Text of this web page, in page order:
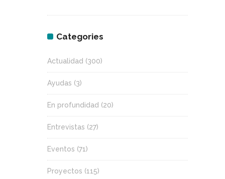
Categories
Actualidad (300)
Ayudas (3)
En profundidad (20)
Entrevistas (27)
Eventos (71)
Proyectos (115)